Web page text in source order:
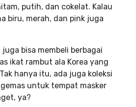
putih, dan cokelat. Kalau
biru, merah, dan pink juga
juga bisa membeli berbagai
ikat rambut ala Korea yang
hanya itu, ada juga koleksi
gemas untuk tempat masker
ya?